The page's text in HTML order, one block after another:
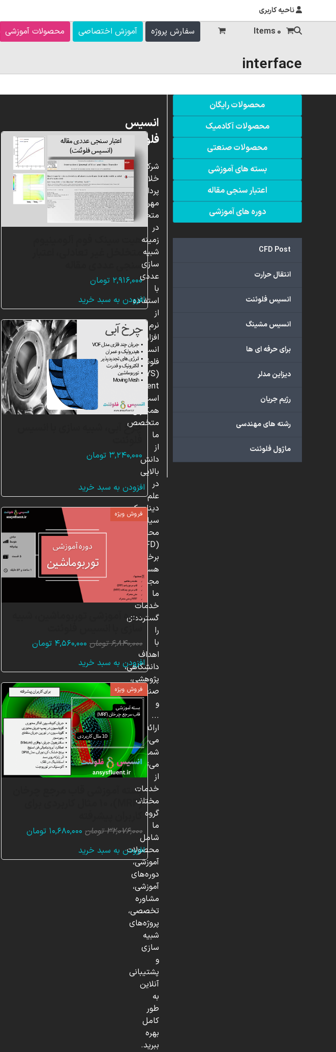
ناحیه کاربری
محصولات آموزشی آموزش اختصاصی سفارش پروژه 0 Items
interface
هیت سینک فوم آلومینیوم
سنجی عددی مقاله
۲,۹۱۶,۰۰۰ تومان
افزودن به سبد خرید
چرخ آبی، شبیه سازی با انسیس
۳,۲۴۰,۰۰۰ تومان
افزودن به سبد خرید
فروش ویژه
دوره آموزشی توربوماشین، شبیه
۶,۸۴۰,۰۰۰ تومان قیمت
۴,۵۶۰,۰۰۰ تومانقیمت
افزودن به سبد خرید
فروش ویژه
بسته آموزشی قاب مرجع چرخان
۳۲,۰۷۶,۰۰۰ تومان قیمت
۱۰,۶۸۰,۰۰۰ تومانقیمت
افزودن به سبد خرید
محصولات رایگان
محصولات آکادمیک
محصولات صنعتی
بسته های آموزشی
اعتبار سنجی مقاله
دوره های آموزشی
CFD Post
انتقال حرارت
انسیس فلوئنت
انسیس مشینگ
برای حرفه ای ها
دیزاین مدلر
رژیم جریان
رشته های مهندسی
ماژول فلوئنت
انسیس
فلوئنت
شرکت
خلاق
پردازشگران
مهر،
متخصص
در
زمینه
شبیه
سازی
عددی
با
استفاده
از
نرم
افزار
انسیس
فلوئنت
(ANSYS
است.
همکاران
متخصص
ما
از
دانش
بالایی
در
علم
دینامیک
سیالات
محاسباتی
برخوردار
هستند.
مجموعه
ما
خدمات
گسترده‌ای
را
با
اهداف
دانشگاهی،
پژوهشی،
صنعتی
و
...
ارائه
می‌دهد.
شما
می‌توانید
از
خدمات
مختلف
گروه
ما
شامل
محصولات
آموزشی،
دوره‌های
آموزشی،
مشاوره
تخصصی،
پروژه‌های
شبیه
سازی
و
پشتیبانی
آنلاین
به
طور
کامل
بهره
ببرید.